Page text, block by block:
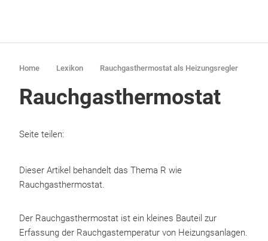
Home Lexikon Rauchgasthermostat als Heizungsregler
Rauchgasthermostat
Seite teilen:
Dieser Artikel behandelt das Thema R wie
Rauchgasthermostat.
Der Rauchgasthermostat ist ein kleines Bauteil zur
Erfassung der Rauchgastemperatur von Heizungsanlagen.